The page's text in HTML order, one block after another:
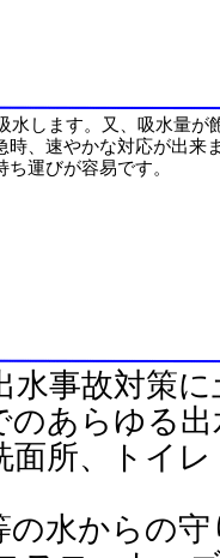
します。又、吸水量が
、速やかな対応が出来
運びが容易です。
事故対策
あらゆる
所、トイ
水からの守